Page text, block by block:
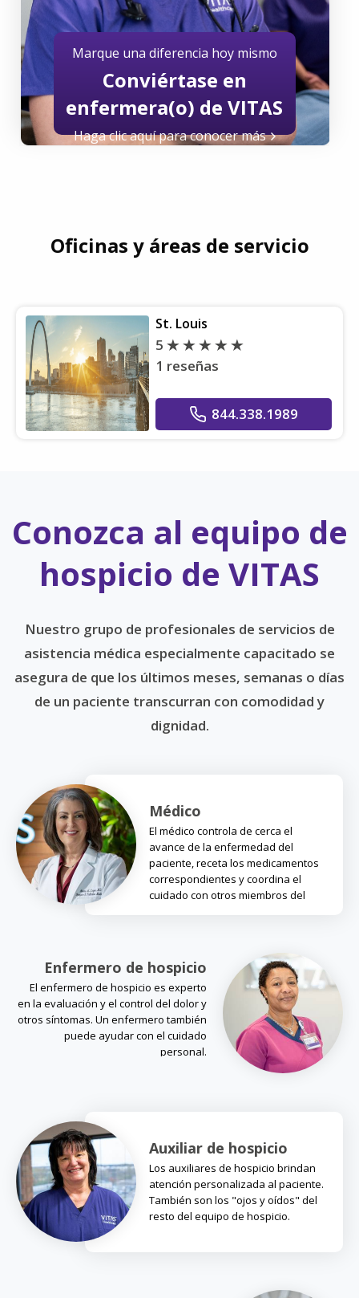
Marque una diferencia hoy mismo
Conviértase en
enfermera(o) de VITAS
Haga clic aquí para conocer más
Oficinas y áreas de servicio
St. Louis
5
1 reseñas
844.338.1989
Conozca al equipo de
hospicio de VITAS
Nuestro grupo de profesionales de servicios de
asistencia médica especialmente capacitado se
asegura de que los últimos meses, semanas o días
de un paciente transcurran con comodidad y
dignidad.
Médico
El médico controla de cerca el
avance de la enfermedad del
paciente, receta los medicamentos
correspondientes y coordina el
cuidado con otros miembros del
Enfermero de hospicio
El enfermero de hospicio es experto
en la evaluación y el control del dolor y
otros síntomas. Un enfermero también
puede ayudar con el cuidado
personal.
Auxiliar de hospicio
Los auxiliares de hospicio brindan
atención personalizada al paciente.
También son los "ojos y oídos" del
resto del equipo de hospicio.